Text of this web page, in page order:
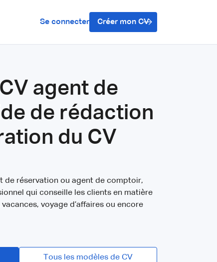
Se connecter Créer mon CV
agent de
de rédaction
du CV
de réservation ou agent de comptoir,
qui conseille les clients en matière
voyage d’affaires ou encore
Tous les modèles de CV